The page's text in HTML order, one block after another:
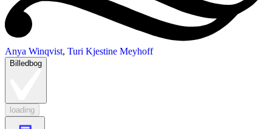
Anya Winqvist, Turi Kjestine Meyhoff
Billedbog
loading